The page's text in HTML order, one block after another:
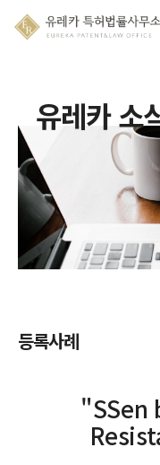
유레카 소
등록사례
"SSen